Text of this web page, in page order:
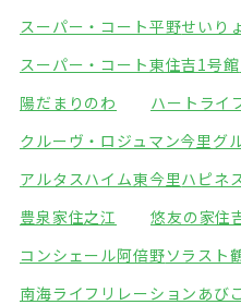
スーパー・コート平野せいり
スーパー・コート東住吉1号館
陽だまりのわ
ハートライ
クルーヴ・ロジュマン今里 グ
アルタスハイム東今里ハピネ
豊泉家住之江
悠友の家住
コンシェール阿倍野ソラスト
南海ライフリレーションあび